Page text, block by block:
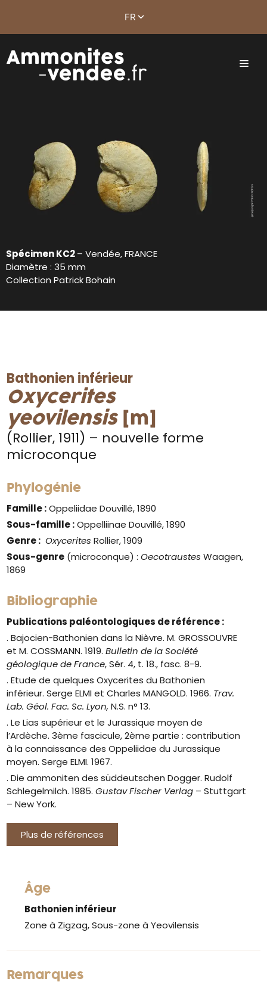
Spécimen KC2– Vendée, FRANCE
Diamètre : 35 mm
Collection Patrick Bohain
Bathonien inférieur
Oxycerites
yeovilensis [m]
(Rollier, 1911) – nouvelle forme
microconque
Phylogénie
Famille :Oppeliidae Douvillé, 1890
Sous-famille :Oppelliinae Douvillé, 1890
Genre: Oxycerites Rollier, 1909
Sous-genre (microconque) :Oecotraustes Waagen,
1869
Bibliographie
Publications paléontologiques de référence :
. Bajocien-Bathonien dans la Nièvre. M. GROSSOUVRE
et M. COSSMANN. 1919.Bulletin de la Société
géologique de France, Sér. 4, t. 18., fasc. 8-9.
.Etude de quelques Oxycerites du Bathonien
inférieur. Serge ELMI et Charles MANGOLD. 1966. Trav.
Lab. Géol. Fac. Sc. Lyon, N.S. n° 13.
. Le Lias supérieur et le Jurassique moyen de
l’Ardèche. 3ème fascicule, 2ème partie : contribution
à la connaissance des Oppeliidae du Jurassique
moyen. Serge ELMI. 1967.
. Die ammoniten des süddeutschen Dogger. Rudolf
Schlegelmilch. 1985.Gustav Fischer Verlag – Stuttgart
– New York.
Plus de références
Âge
Bathonien inférieur
Zone à Zigzag, Sous-zone à Yeovilensis
Remarques